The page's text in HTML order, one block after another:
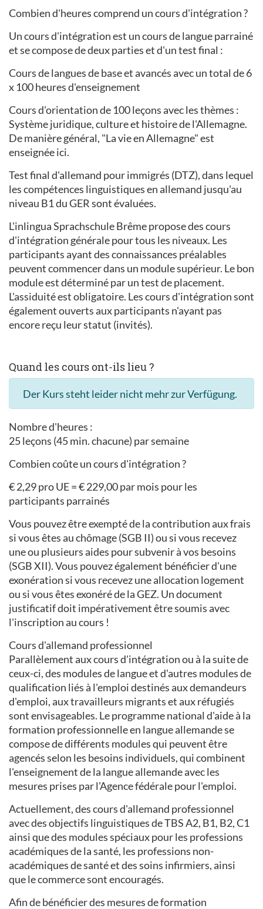
Combien d'heures comprend un cours d'intégration ?
Un cours d'intégration est un cours de langue parrainé
et se compose de deux parties et d'un test final :
Cours de langues de base et avancés avec un total de 6
x 100 heures d'enseignement
Cours d'orientation de 100 leçons avec les thèmes :
Système juridique, culture et histoire de l'Allemagne.
De manière général, "La vie en Allemagne" est
enseignée ici.
Test final d'allemand pour immigrés (DTZ), dans lequel
les compétences linguistiques en allemand jusqu'au
niveau B1 du GER sont évaluées.
L'inlingua Sprachschule Brême propose des cours
d'intégration générale pour tous les niveaux. Les
participants ayant des connaissances préalables
peuvent commencer dans un module supérieur. Le bon
module est déterminé par un test de placement.
L'assiduité est obligatoire. Les cours d'intégration sont
également ouverts aux participants n'ayant pas
encore reçu leur statut (invités).
Quand les cours ont-ils lieu ?
Der Kurs steht leider nicht mehr zur Verfügung.
Nombre d'heures :
25 leçons (45 min. chacune) par semaine
Combien coûte un cours d'intégration ?
€ 2,29 pro UE = € 229,00 par mois pour les
participants parrainés
Vous pouvez être exempté de la contribution aux frais
si vous êtes au chômage (SGB II) ou si vous recevez
une ou plusieurs aides pour subvenir à vos besoins
(SGB XII). Vous pouvez également bénéficier d'une
exonération si vous recevez une allocation logement
ou si vous êtes exonéré de la GEZ. Un document
justificatif doit impérativement être soumis avec
l'inscription au cours !
Cours d'allemand professionnel
Parallèlement aux cours d'intégration ou à la suite de
ceux-ci, des modules de langue et d'autres modules de
qualification liés à l'emploi destinés aux demandeurs
d'emploi, aux travailleurs migrants et aux réfugiés
sont envisageables. Le programme national d'aide à la
formation professionnelle en langue allemande se
compose de différents modules qui peuvent être
agencés selon les besoins individuels, qui combinent
l'enseignement de la langue allemande avec les
mesures prises par l'Agence fédérale pour l'emploi.
Actuellement, des cours d'allemand professionnel
avec des objectifs linguistiques de TBS A2, B1, B2, C1
ainsi que des modules spéciaux pour les professions
académiques de la santé, les professions non-
académiques de santé et des soins infirmiers, ainsi
que le commerce sont encouragés.
Afin de bénéficier des mesures de formation